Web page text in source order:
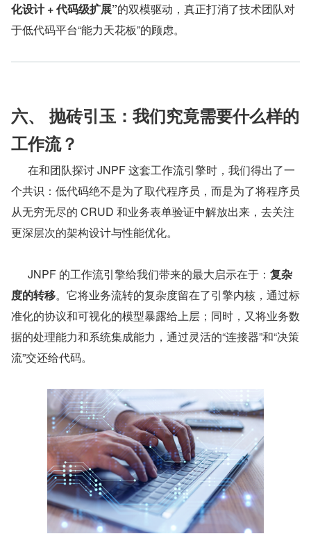
化设计 + 代码级扩展”的双模驱动，真正打消了技术团队对
于低代码平台“能力天花板”的顾虑。
六、 抛砖引玉：我们究竟需要什么样的
工作流？
个共识：低代码绝不是为了取代程序员，而是为了将程序员
从无穷无尽的 CRUD 和业务表单验证中解放出来，去关注
更深层次的架构设计与性能优化。
      JNPF 的工作流引擎给我们带来的最大启示在于：
复杂
度的转移。它将业务流转的复杂度留在了引擎内核，通过标
准化的协议和可视化的模型暴露给上层；同时，又将业务数
据的处理能力和系统集成能力，通过灵活的“连接器”和“决策
流”交还给代码。